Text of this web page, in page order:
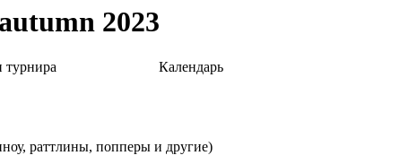
2023
турнира
Календарь
раттлины, попперы и другие)